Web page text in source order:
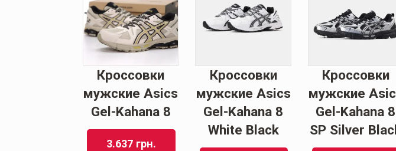
Кроссовки
мужские Asics
Gel-Kahana 8
3.637 грн.
Кроссовки
мужские Asics
Gel-Kahana 8
White Black
Кроссовки
мужские
Gel-Kahana 8
SP Silver